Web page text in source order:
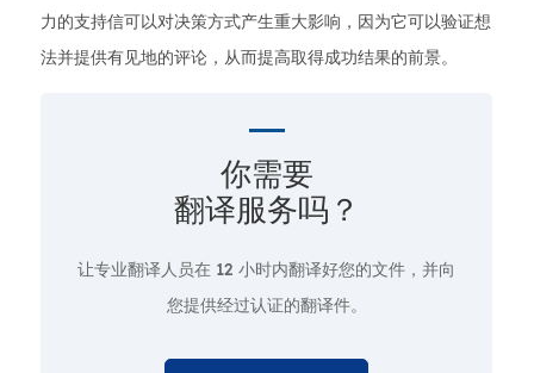
力的支持信可以对决策方式产生重大影响，因为它可以验证想
法并提供有见地的评论，从而提高取得成功结果的前景。
你需要
翻译服务吗？
让专业翻译人员在 12 小时内翻译好您的文件，并向
您提供经过认证的翻译件。